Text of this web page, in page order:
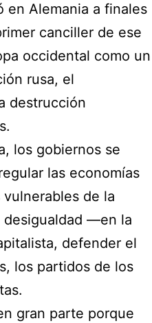
en Alemania a finales
canciller de ese
occidental como un
rusa, el
destrucción
los gobiernos se
las economías
de la
desigualdad —en la
defender el
los partidos de los
gran parte porque